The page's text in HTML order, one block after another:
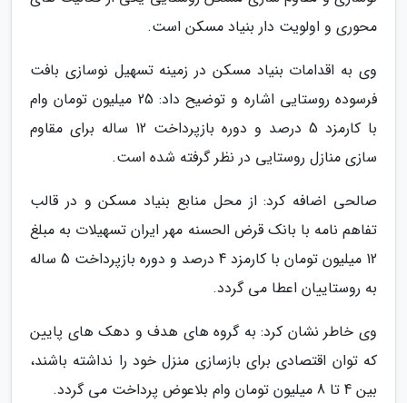
محوری و اولویت دار بنیاد مسکن است.
وی به اقدامات بنیاد مسکن در زمینه تسهیل نوسازی بافت
فرسوده روستایی اشاره و توضیح داد: 25 میلیون تومان وام
با کارمزد 5 درصد و دوره بازپرداخت 12 ساله برای مقاوم
سازی منازل روستایی در نظر گرفته شده است.
صالحی اضافه کرد: از محل منابع بنیاد مسکن و در قالب
تفاهم نامه با بانک قرض الحسنه مهر ایران تسهیلات به مبلغ
12 میلیون تومان با کارمزد 4 درصد و دوره بازپرداخت 5 ساله
به روستاییان اعطا می گردد.
وی خاطر نشان کرد: به گروه های هدف و دهک های پایین
که توان اقتصادی برای بازسازی منزل خود را نداشته باشند،
بین 4 تا 8 میلیون تومان وام بلاعوض پرداخت می گردد.